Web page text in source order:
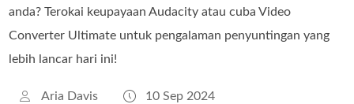
anda? Terokai keupayaan Audacity atau cuba Video
Converter Ultimate untuk pengalaman penyuntingan yang
lebih lancar hari ini!
Aria Davis 10 Sep 2024